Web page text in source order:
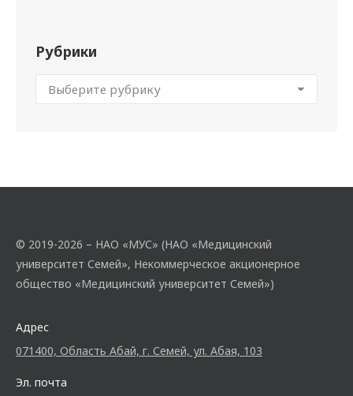
Рубрики
© 2019-2026 – НАО «МУС» (НАО «Медицинский
университет Семей», Некоммерческое акционерное
общество «Медицинский университет Семей»)
Адрес
071400, Область Абай, г. Семей, ул. Абая, 103
Эл. почта